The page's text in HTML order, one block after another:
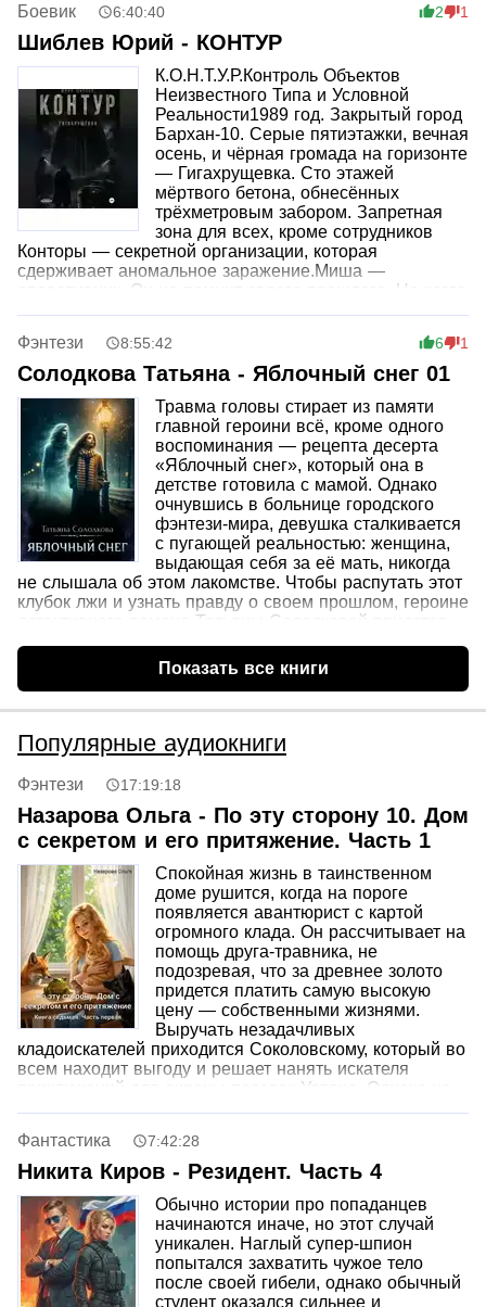
понимает, что в этом мире находятся критически
важные для него артефакты. Алексей готов принять
новые правила игры, найти утерянные реликвии и
задействовать весь свой колоссальный опыт. Он не
собирается забывать свое прошлое и сделает
абсолютно все, чтобы защитить свое новое
пристанище, исполняя волю верного ему Льда.
Боевик 6:40:40 2 1
Шиблев Юрий - КОНТУР
К.О.Н.Т.У.Р.Контроль Объектов
Неизвестного Типа и Условной
Реальности1989 год. Закрытый город
Бархан-10. Серые пятиэтажки, вечная
осень, и чёрная громада на горизонте
— Гигахрущевка. Сто этажей
мёртвого бетона, обнесённых
трёхметровым забором. Запретная
зона для всех, кроме сотрудников
Конторы — секретной организации, которая
сдерживает аномальное заражение.Миша —
оперативник. Он не помнит своего прошлого. Но когда
понимает: Контора не просто сдерживает заражение.
Она его использует. И он сам — часть этого
эксперимента.Мрачный, атмосферный роман в жанре
«советский хоррор». Первая книга цикла.
Фэнтези 8:55:42 6 1
Солодкова Татьяна - Яблочный снег 01
Травма головы стирает из памяти
главной героини всё, кроме одного
воспоминания — рецепта десерта
«Яблочный снег», который она в
детстве готовила с мамой. Однако
очнувшись в больнице городского
фэнтези-мира, девушка сталкивается
с пугающей реальностью: женщина,
выдающая себя за её мать, никогда
не слышала об этом лакомстве. Чтобы распутать этот
клубок лжи и узнать правду о своем прошлом, героине
детективного романа Татьяны Солодковой придется
избавиться от навязчивого преследующего её
призрака. Ситуацию осложняют вспыхнувшие чувства
первой книге дилогии.
Показать все книги
Популярные аудиокниги
Фэнтези 17:19:18
Назарова Ольга - По эту сторону 10. Дом
с секретом и его притяжение. Часть 1
Спокойная жизнь в таинственном
доме рушится, когда на пороге
появляется авантюрист с картой
огромного клада. Он рассчитывает на
помощь друга-травника, не
подозревая, что за древнее золото
придется платить самую высокую
цену — собственными жизнями.
Выручать незадачливых
кладоискателей приходится Соколовскому, который во
всем находит выгоду и решает нанять искателя
приключений для охраны поездок Уртяна. Однако на
бывший человеком и пострадавший от мести
отвергнутой невесты. Настоящим же испытанием для
хозяев становится спасение наглого Геннадия. Этот
сомнительный гость успел превратиться в
законченного мерзавца, но теперь сам оказался на
краю гибели, попав в руки коварных родственников и
своей первой незабываемой возлюбленной.
Фантастика 7:42:28
Никита Киров - Резидент. Часть 4
Обычно истории про попаданцев
начинаются иначе, но этот случай
уникален. Наглый супер-шпион
попытался захватить чужое тело
после своей гибели, однако обычный
студент оказался сильнее и